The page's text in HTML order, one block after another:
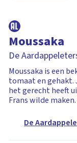
Moussaka
De
Moussaka is een
tomaat en gehakt.
het gerecht heeft
Frans wilde maken.
De